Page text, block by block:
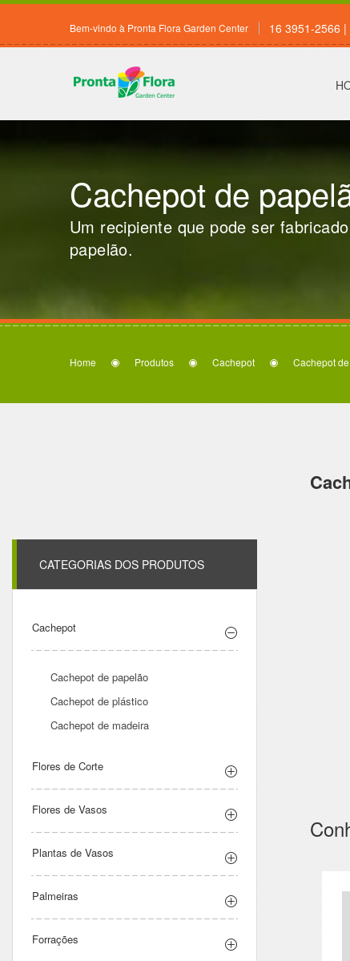
Bem-vindo à Pronta Flora Garden Center 16 3951-2566
Cachepot de
Um recipiente que pode ser
papelão.
Home Produtos Cachepot Cachepot
CATEGORIAS DOS PRODUTOS
Cachepot
Cachepot de papelão
Cachepot de plástico
Cachepot de madeira
Flores de Corte
Flores de Vasos
Plantas de Vasos
Palmeiras
Forrações